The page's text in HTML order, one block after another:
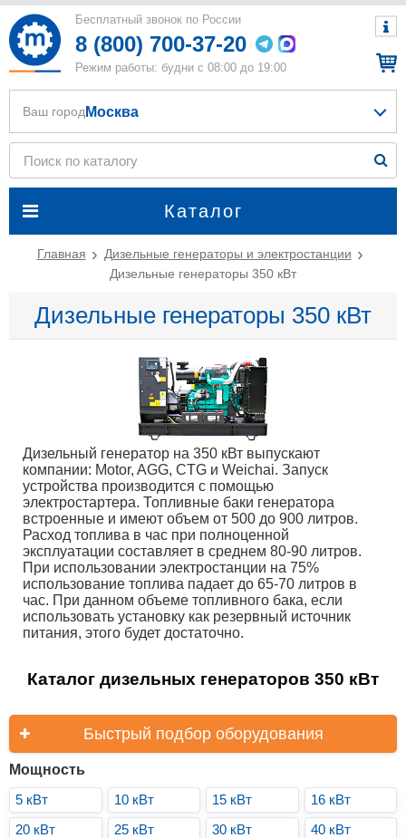
Бесплатный звонок по России
8 (800) 700-37-20
Режим работы: будни с 08:00 до 19:00
Каталог
Ваш город Москва
Главная
Дизельные генераторы и электростанции
Дизельные генераторы 350 кВт
Дизельные генераторы 350 кВт
Дизельный генератор на 350 кВт выпускают
компании: Motor, AGG, CTG и Weichai. Запуск
устройства производится с помощью
электростартера. Топливные баки генератора
встроенные и имеют объем от 500 до 900 литров.
Расход топлива в час при полноценной
эксплуатации составляет в среднем 80-90 литров.
При использовании электростанции на 75%
использование топлива падает до 65-70 литров в
час. При данном объеме топливного бака, если
использовать установку как резервный источник
питания, этого будет достаточно.
Каталог дизельных генераторов 350 кВт
Быстрый подбор оборудования
Мощность
5 кВт
10 кВт 15 кВт
16 кВт
20 кВт
25 кВт 30 кВт
40 кВт